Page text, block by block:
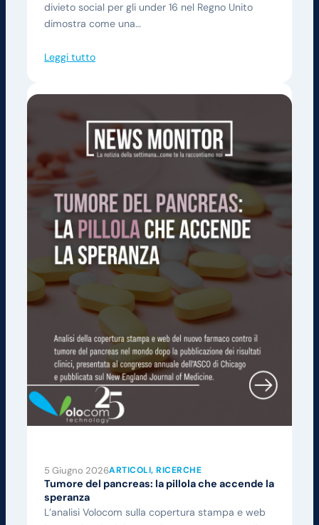
divieto social per gli under 16 nel Regno Unito
dimostra come una…
Leggi tutto
5 Giugno 2026ARTICOLI, RICERCHE
Tumore del pancreas: la pillola che accende la
speranza
L’analisi Volocom sulla copertura stampa e web